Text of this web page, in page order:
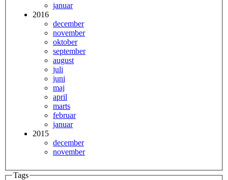
januar
2016
december
november
oktober
september
august
juli
juni
maj
april
marts
februar
januar
2015
december
november
Tags